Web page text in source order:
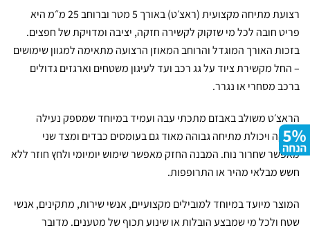
רצועת מתיחה מקצועית (ראצ׳ט) באורך 5 מטר וברוחב 25 מ״מ היא
פריט חובה לכל מי שזקוק לקשירה חזקה, יציבה ומדויקת של חפצים.
בזכות האורך המוגדל והרוחב המאוזן הרצועה מתאימה למגוון שימושים
– החל מקשירת ציוד על גג רכב ועד לעיגון משטחים וארגזים גדולים
ברכב מסחרי או נגרר.
הראצ׳ט משולב באבזם מתכתי עבה ועמיד במיוחד שמספק נעילה
הדוקה ויכולת מתיחה גבוהה מאוד גם בעומסים כבדים ומצד שני
מאפשר שחרור נוח. המבנה החזק מאפשר שימוש יומיומי ולחץ חוזר ללא
חשש מבלאי מהיר או התרופפות.
המוצר מיועד במיוחד למובילים מקצועיים, אנשי שירות, מתקינים, אנשי
שטח ולכל מי שמבצע הובלות או שינוע תכוף של מטענים. מדובר